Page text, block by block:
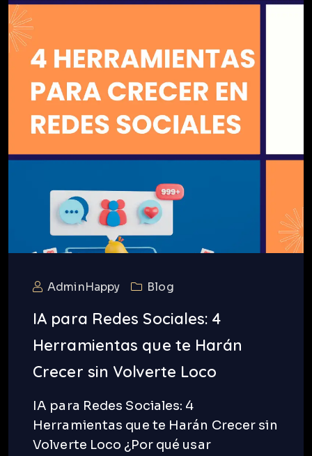
AdminHappy Blog
IA para Redes Sociales: 4
Herramientas que te Harán
Crecer sin Volverte Loco
IA para Redes Sociales: 4
Herramientas que te Harán Crecer sin
Volverte Loco ¿Por qué usar